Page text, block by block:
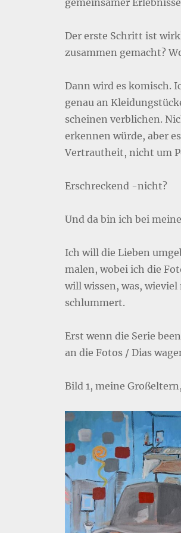
Der erste Schritt ist
zusammen gemacht?
Dann wird es komisch.
genau an
scheinen verblichen.
erkennen würde, aber
Vertrautheit, nicht um
Erschreckend -nicht?
Und da bin ich bei
Ich will die Lieben
malen, wobei ich die
will wissen, was,
schlummert.
Erst wenn die Serie
an die Fotos / Dias
Bild 1, meine